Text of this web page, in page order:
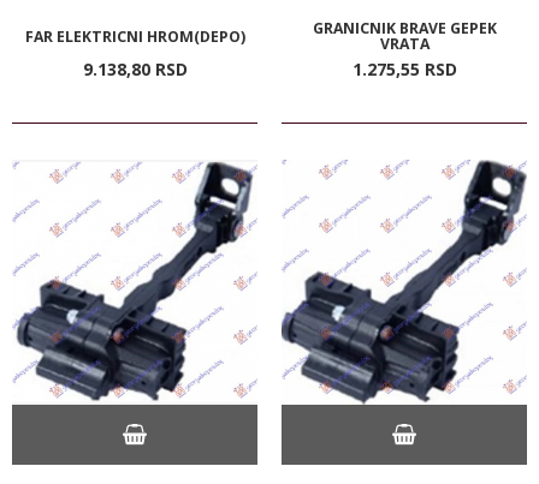
FAR ELEKTRICNI HROM(DEPO)
9.138,80 RSD
GRANICNIK BRAVE GEPEK
VRATA
1.275,55 RSD